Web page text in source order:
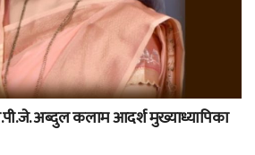
अब्दुल कलाम आदर्श मुख्याध्यापिका